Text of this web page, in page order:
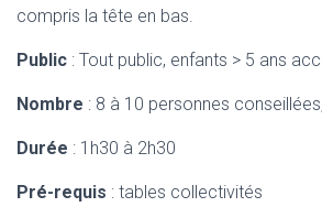
compris la tête en bas.
Public : Tout public, enfants > 5 ans
Nombre : 8 à 10 personnes
Durée : 1h30 à 2h30
Pré-requis : tables collectivités